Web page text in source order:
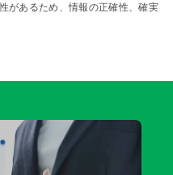
があるため、情報の正確性、確実